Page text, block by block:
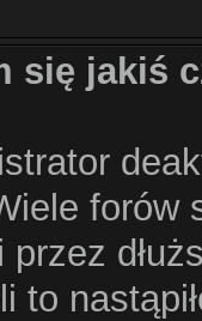
się jakiś
przez
to